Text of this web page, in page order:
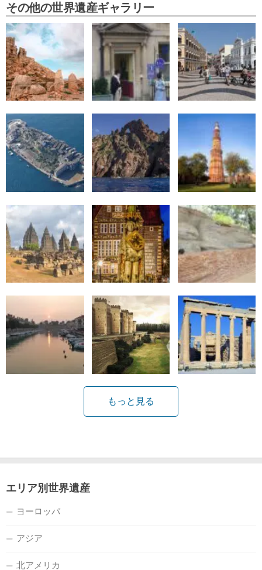
その他の世界遺産ギャラリー
もっと見る
エリア別世界遺産
ヨーロッパ
アジア
北アメリカ